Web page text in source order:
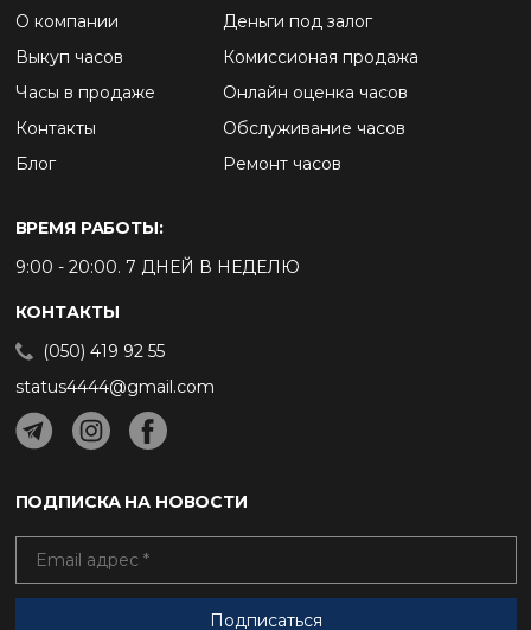
О компании
Выкуп часов
Часы в продаже
Контакты
Блог
Деньги под залог
Комиссионая продажа
Онлайн оценка часов
Обслуживание часов
Ремонт часов
ВРЕМЯ РАБОТЫ:
9:00 - 20:00. 7 ДНЕЙ В НЕДЕЛЮ
КОНТАКТЫ
(050) 419 92 55
status4444@gmail.com
ПОДПИСКА НА НОВОСТИ